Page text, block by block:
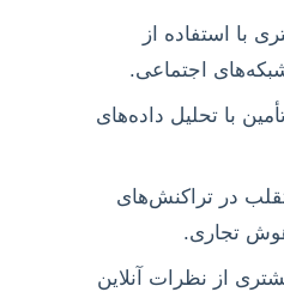
با استفاده از
اجتماعی.
با تحلیل داده‌های
در تراکنش‌های
تجاری.
از نظرات آنلاین